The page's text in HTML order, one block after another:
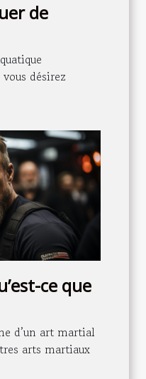
de
désirez
ce que
d’un art martial
arts martiaux